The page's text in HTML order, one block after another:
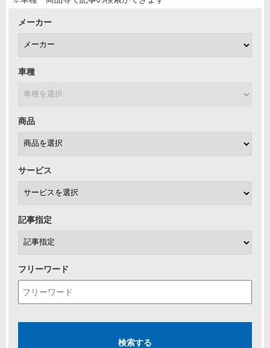
メーカー
車種
商品
サービス
記事指定
フリーワード